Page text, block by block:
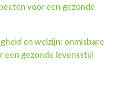
voor een gezonde
en welzijn: onmisbare
een gezonde levensstijl